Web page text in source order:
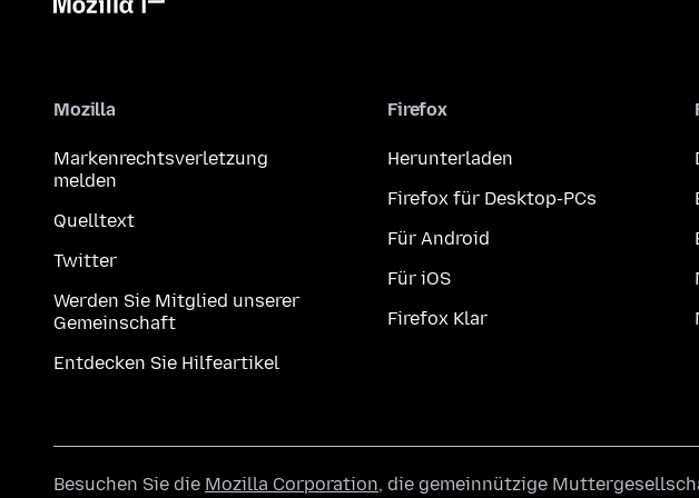
Mozilla
Markenrechtsverletzung
melden
Quelltext
Twitter
Werden Sie Mitglied unserer
Gemeinschaft
Entdecken Sie Hilfeartikel
Firefox
Herunterladen
Firefox für Desktop-PCs
Für Android
Für iOS
Firefox Klar
Besuchen Sie die Mozilla Corporation, die gemeinnützige